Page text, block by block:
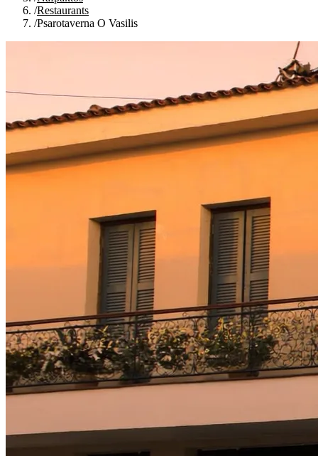
/Restaurants
/Psarotaverna O Vasilis